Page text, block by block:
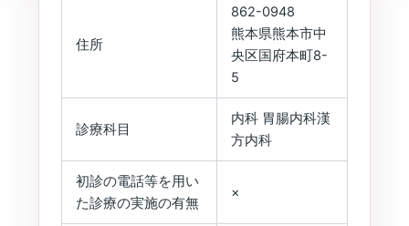
住所
862-0948
熊本県熊本市中
央区国府本町8-
5
診療科目
内科 胃腸内科漢
方内科
初診の電話等を用い
た診療の実施の有無
×